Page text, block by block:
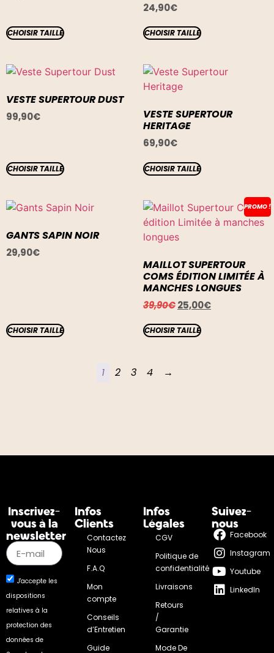
CHOISIR TAILLE
24,90€
CHOISIR TAILLE
VESTE SUPERTOUR DUST
99,90€
CHOISIR TAILLE
VESTE SUPERTOUR
HERITAGE
69,90€
CHOISIR TAILLE
GANTS SAPIN NOIR
29,90€
CHOISIR TAILLE
PROMO !
MAILLOT SUPERTOUR
COMS ÉDITION LIMITÉE À
MANCHES LONGUES
39,90€25,00€
CHOISIR TAILLE
1 2 3 4 →
Inscrivez-
vous à la
newsletter
J'accepte les
dispositions
relatives à la
protection des
données de
Infos
Clients
Contactez
Nous
F.A.Q
Mon
compte
Conseils
d’Entretien
Guide
Infos
Légales
CGV
Politique de
confidentialité
Livraisons
Retours
/
Garantie
Mode De
Suivez-
nous
Facebook
Instagram
Youtube
LinkedIn